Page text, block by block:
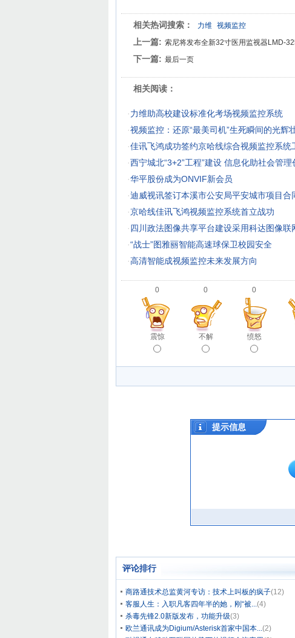
相关热词搜索： 力维 视频监控
上一篇: 索尼将发布全新32寸医用监视器LMD-
下一篇: 最后一页
相关阅读：
·力维助高校建设标准化考场视频监控系统
·视频监控：还原“最美司机”生死瞬间的光辉
·佳讯飞鸿成功签约京哈线综合视频监控系统
·西宁城北“3+2”工程”建设 信息化助社会管理
·华平股份成为ONVIF新会员
·迪威视讯签订本溪市公安局平安城市项目合
·京哈线佳讯飞鸿视频监控系统首立战功
·四川政法图像共享平台建设采用科达图像联
·“战士”图雅丽智能高速球保卫校园安全
·高清智能成视频监控未来发展方向
0
震惊
0
不解
0
愤怒
评论排行
商路通技术总监黄河专访：技术上叫板的疯子(12)
客服人生：入职凡客四年半的她，刚“被...(4)
杀毒先锋2.0新版发布，功能升级(3)
欧兰通讯成为Digium/Asterisk首家中国本...(2)